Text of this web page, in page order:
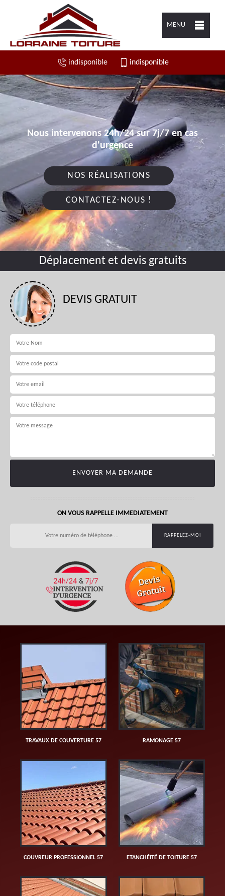
MENU
indisponible indisponible
Nous intervenons 24h/24 sur 7j/7 en cas
d'urgence
NOS RÉALISATIONS
CONTACTEZ-NOUS !
Déplacement et devis gratuits
DEVIS GRATUIT
ON VOUS RAPPELLE IMMEDIATEMENT
TRAVAUX DE COUVERTURE 57 RAMONAGE 57
COUVREUR PROFESSIONNEL 57 ETANCHÉITÉ DE TOITURE 57